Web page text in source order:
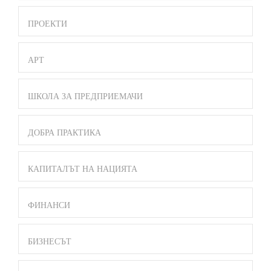
ПРОЕКТИ
АРТ
ШКОЛА ЗА ПРЕДПРИЕМАЧИ
ДОБРА ПРАКТИКА
КАПИТАЛЪТ НА НАЦИЯТА
ФИНАНСИ
БИЗНЕСЪТ